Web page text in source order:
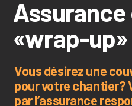
«wrap-up»
Vous désirez une
pour votre chantier?
par l’assurance